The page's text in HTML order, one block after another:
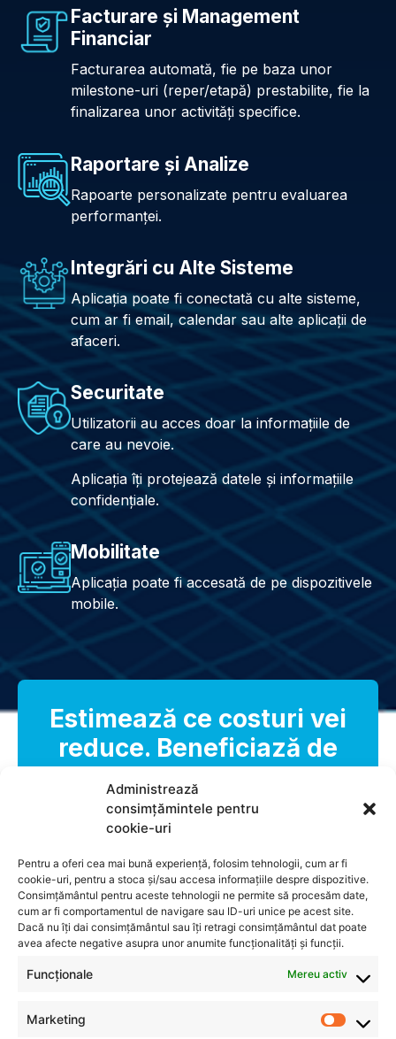
Administrează
consimțămintele pentru
cookie-uri
Pentru a oferi cea mai bună experiență, folosim tehnologii, cum ar fi
cookie-uri, pentru a stoca și/sau accesa informațiile despre dispozitive.
Consimțământul pentru aceste tehnologii ne permite să procesăm date,
cum ar fi comportamentul de navigare sau ID-uri unice pe acest site.
Dacă nu îți dai consimțământul sau îți retragi consimțământul dat poate
avea afecte negative asupra unor anumite funcționalități și funcții.
Funcționale Mereu activ
Marketing
Facturare și Management
Financiar
Facturarea automată, fie pe baza unor
milestone-uri (reper/etapă) prestabilite, fie la
finalizarea unor activități specifice.
Raportare și Analize
Rapoarte personalizate pentru evaluarea
performanței.
Integrări cu Alte Sisteme
Aplicația poate fi conectată cu alte sisteme,
cum ar fi email, calendar sau alte aplicații de
afaceri.
Securitate
Utilizatorii au acces doar la informațiile de
care au nevoie.
Aplicația îți protejează datele și informațiile
confidențiale.
Mobilitate
Aplicația poate fi accesată de pe dispozitivele
mobile.
Estimează ce costuri vei
reduce. Beneficiază de
audit gratuit!
Contactează-ne